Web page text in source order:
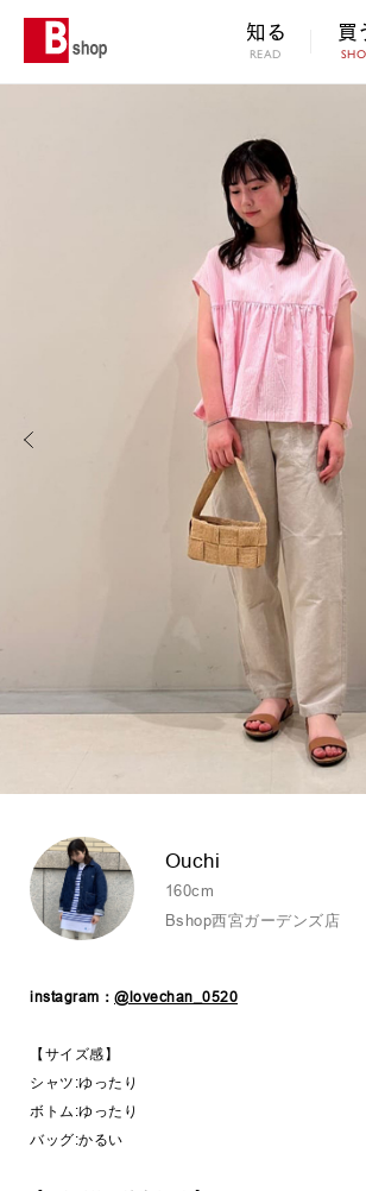
知る
READ
買
Ouchi
160cm
Bshop西宮ガーデンズ店
instagram： @lovechan_0520
【サイズ感】
シャツ:ゆったり
ボトム:ゆったり
バッグ:かるい